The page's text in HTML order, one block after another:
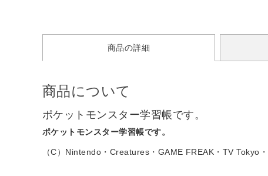
商品の詳細
商品について
ポケットモンスター学習帳です。
ポケットモンスター学習帳です。
（C）Nintendo・Creatures・GAME FREAK・TV Tokyo